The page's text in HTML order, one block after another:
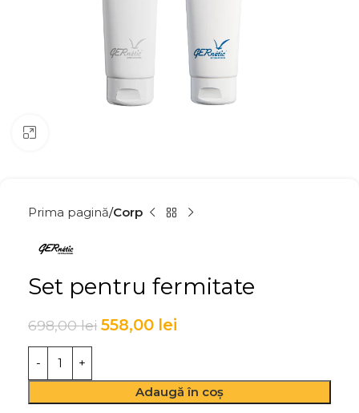
Prima pagină Corp
Set pentru fermitate
698,00lei 558,00 lei
Adaugă în coș